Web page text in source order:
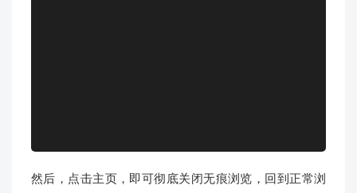
然后，点击主页，即可彻底关闭无痕浏览，回到正常浏